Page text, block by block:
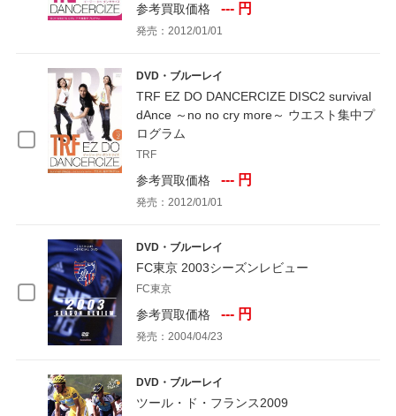
参考買取価格 --- 円
発売：2012/01/01
DVD・ブルーレイ
TRF EZ DO DANCERCIZE DISC2 survival
dAnce ～no no cry more～ ウエスト集中プ
ログラム
TRF
参考買取価格 --- 円
発売：2012/01/01
DVD・ブルーレイ
FC東京 2003シーズンレビュー
FC東京
参考買取価格 --- 円
発売：2004/04/23
DVD・ブルーレイ
ツール・ド・フランス2009